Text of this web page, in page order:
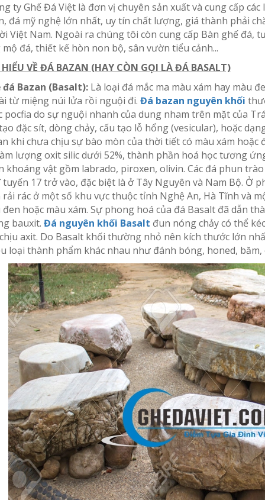
ty Ghế Đá Việt là đơn vị chuyên sản xuất và cung cấp
đá mỹ nghệ lớn nhất, uy tín chất lượng, giá thành phải
Việt Nam. Ngoài ra chúng tôi còn cung cấp Bàn ghế đá,
đá, thiết kế hòn non bộ, sân vườn tiểu cảnh...
VỀ ĐÁ BAZAN (HAY CÒN GỌI LÀ ĐÁ BASALT)
đá Bazan (Basalt):Là loại đá mắc ma màu xám hay màu
từ miệng núi lửa rồi nguội đi. Đá bazan nguyên khối
pocfia do sự nguội nhanh của dung nham trên mặt của
đặc sít, dòng chảy, cấu tạo lỗ hổng (vesicular), hoặc
khi chưa chịu sự bào mòn của thời tiết có màu xám
lượng oxit silic dưới 52%, thành phần hoá học tương
khoáng vật gồm labrado, piroxen, olivin. Các đá phun
17 trở vào, đặc biệt là ở Tây Nguyên và Nam Bộ. Ở
rải rác ở một số khu vực thuộc tỉnh Nghệ An, Hà Tĩnh và
đen hoặc màu xám. Sự phong hoá của đá Basalt đã dẫn
bauxit. Đá nguyên khối Basalt đun nóng chảy có thể
axit. Do Basalt khối thường nhỏ nên kích thước lớn
loại thành phẩm khác nhau như đánh bóng, honed,